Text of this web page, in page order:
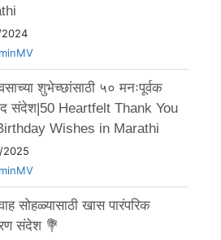
शुभेच्छांसाठी ५० मनःपूर्वक
संदेश|50 Heartfelt Thank You
Wishes in Marathi
2025
सोहळ्यासाठी खास पारंपरिक
संदेश 💐